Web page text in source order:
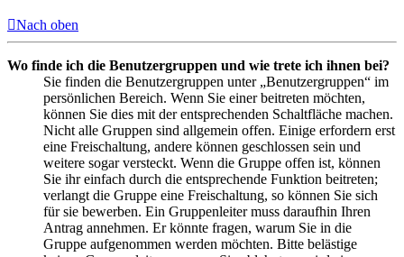
Nach oben
Wo finde ich die Benutzergruppen und wie trete ich ihnen bei?
Sie finden die Benutzergruppen unter „Benutzergruppen“ im
persönlichen Bereich. Wenn Sie einer beitreten möchten,
können Sie dies mit der entsprechenden Schaltfläche machen.
Nicht alle Gruppen sind allgemein offen. Einige erfordern erst
eine Freischaltung, andere können geschlossen sein und
weitere sogar versteckt. Wenn die Gruppe offen ist, können
Sie ihr einfach durch die entsprechende Funktion beitreten;
verlangt die Gruppe eine Freischaltung, so können Sie sich
für sie bewerben. Ein Gruppenleiter muss daraufhin Ihren
Antrag annehmen. Er könnte fragen, warum Sie in die
Gruppe aufgenommen werden möchten. Bitte belästige